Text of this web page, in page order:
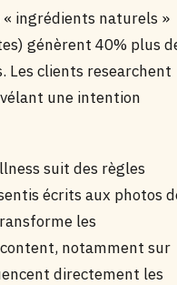
« ingrédients naturels »
génèrent 40% plus
Les clients researchent
une intention
suit des règles
écrits aux photos
les
notamment sur
directement les